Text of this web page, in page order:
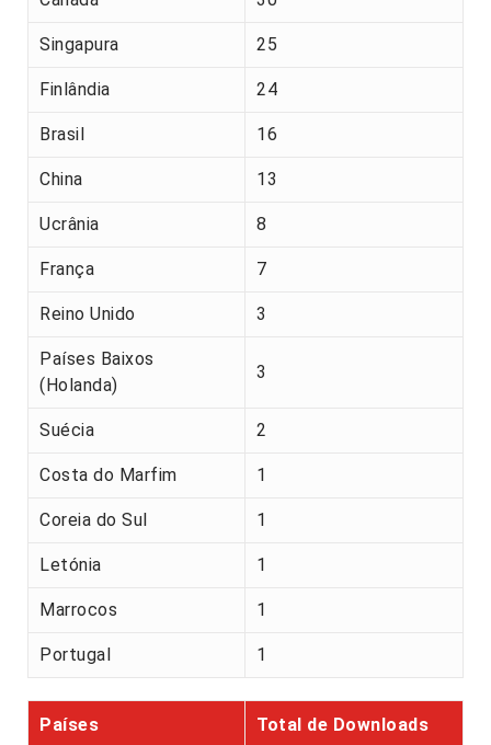
Singapura 25
Finlândia 24
Brasil 16
China 13
Ucrânia 8
França 7
Reino Unido 3
Países Baixos
(Holanda)
3
Suécia 2
Costa do Marfim 1
Coreia do Sul 1
Letónia 1
Marrocos 1
Portugal 1
Países Total de Downloads